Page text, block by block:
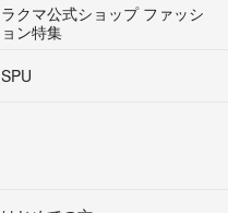
ラクマ公式ショップ ファッシ
ョン特集
SPU